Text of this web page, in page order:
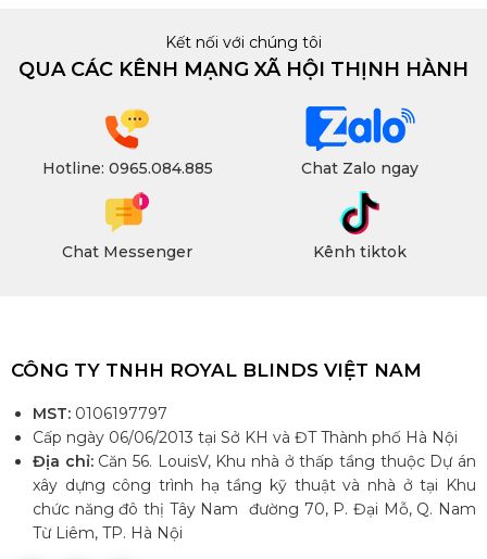
Kết nối với chúng tôi
QUA CÁC KÊNH MẠNG XÃ HỘI THỊNH HÀNH
Hotline: 0965.084.885 Chat Zalo ngay
Chat Messenger Kênh tiktok
CÔNG TY TNHH ROYAL BLINDS VIỆT NAM
MST: 0106197797
Cấp ngày 06/06/2013 tại Sở KH và ĐT Thành phố Hà Nội
Địa chỉ: Căn 56. LouisV, Khu nhà ở thấp tầng thuộc Dự án
xây dựng công trình hạ tầng kỹ thuật và nhà ở tại Khu
chức năng đô thị Tây Nam đường 70, P. Đại Mỗ, Q. Nam
Từ Liêm, TP. Hà Nội